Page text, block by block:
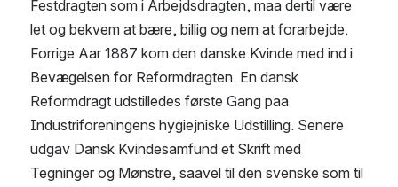
Festdragten som i Arbejdsdragten, maa dertil være
let og bekvem at bære, billig og nem at forarbejde.
Forrige Aar 1887 kom den danske Kvinde med ind i
Bevægelsen for Reformdragten. En dansk
Reformdragt udstilledes første Gang paa
Industriforeningens hygiejniske Udstilling. Senere
udgav Dansk Kvindesamfund et Skrift med
Tegninger og Mønstre, saavel til den svenske som til